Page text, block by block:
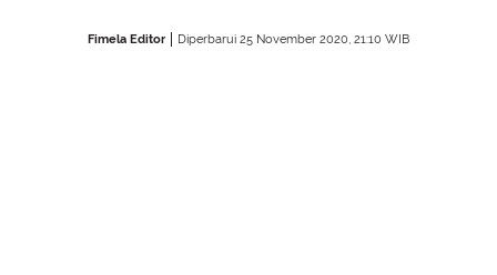
Fimela Editor Diperbarui 25 November 2020, 21:10 WIB